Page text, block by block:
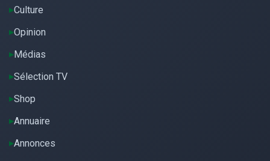
Culture
Opinion
Médias
Sélection TV
Shop
Annuaire
Annonces